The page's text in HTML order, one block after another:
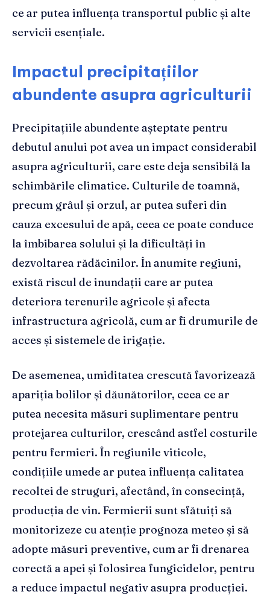
ce ar putea influența transportul public și alte
servicii esențiale.
Impactul precipitațiilor
abundente asupra agriculturii
Precipitațiile abundente așteptate pentru
debutul anului pot avea un impact considerabil
asupra agriculturii, care este deja sensibilă la
schimbările climatice. Culturile de toamnă,
precum grâul și orzul, ar putea suferi din
cauza excesului de apă, ceea ce poate conduce
la îmbibarea solului și la dificultăți în
dezvoltarea rădăcinilor. În anumite regiuni,
există riscul de inundații care ar putea
deteriora terenurile agricole și afecta
infrastructura agricolă, cum ar fi drumurile de
acces și sistemele de irigație.
De asemenea, umiditatea crescută favorizează
apariția bolilor și dăunătorilor, ceea ce ar
putea necesita măsuri suplimentare pentru
protejarea culturilor, crescând astfel costurile
pentru fermieri. În regiunile viticole,
condițiile umede ar putea influența calitatea
recoltei de struguri, afectând, în consecință,
producția de vin. Fermierii sunt sfătuiți să
monitorizeze cu atenție prognoza meteo și să
adopte măsuri preventive, cum ar fi drenarea
corectă a apei și folosirea fungicidelor, pentru
a reduce impactul negativ asupra producției.